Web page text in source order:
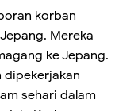
korban
Mereka
ke Jepang.
dipekerjakan
sehari dalam